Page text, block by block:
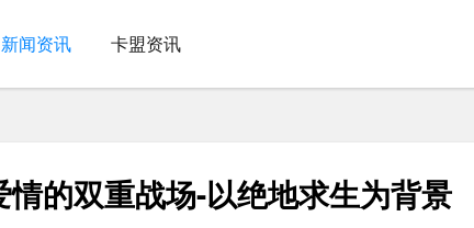
新闻资讯 卡盟资讯
的双重战场-以绝地求生为背景